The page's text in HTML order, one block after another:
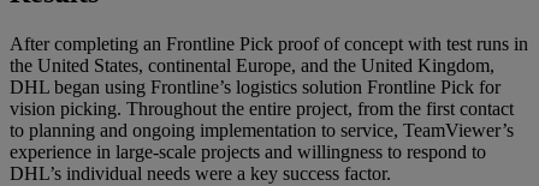
After completing an Frontline Pick proof of concept with test runs in
the United States, continental Europe, and the United Kingdom,
DHL began using Frontline’s logistics solution Frontline Pick for
vision picking. Throughout the entire project, from the first contact
to planning and ongoing implementation to service, TeamViewer’s
experience in large-scale projects and willingness to respond to
DHL’s individual needs were a key success factor.